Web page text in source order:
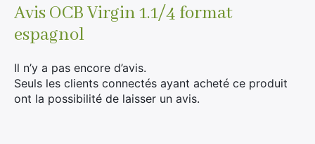
AvisOCB Virgin 1.1/4 format
espagnol
Il n’y a pas encore d’avis.
Seuls les clients connectés ayant acheté ce produit
ont la possibilité de laisser un avis.
: